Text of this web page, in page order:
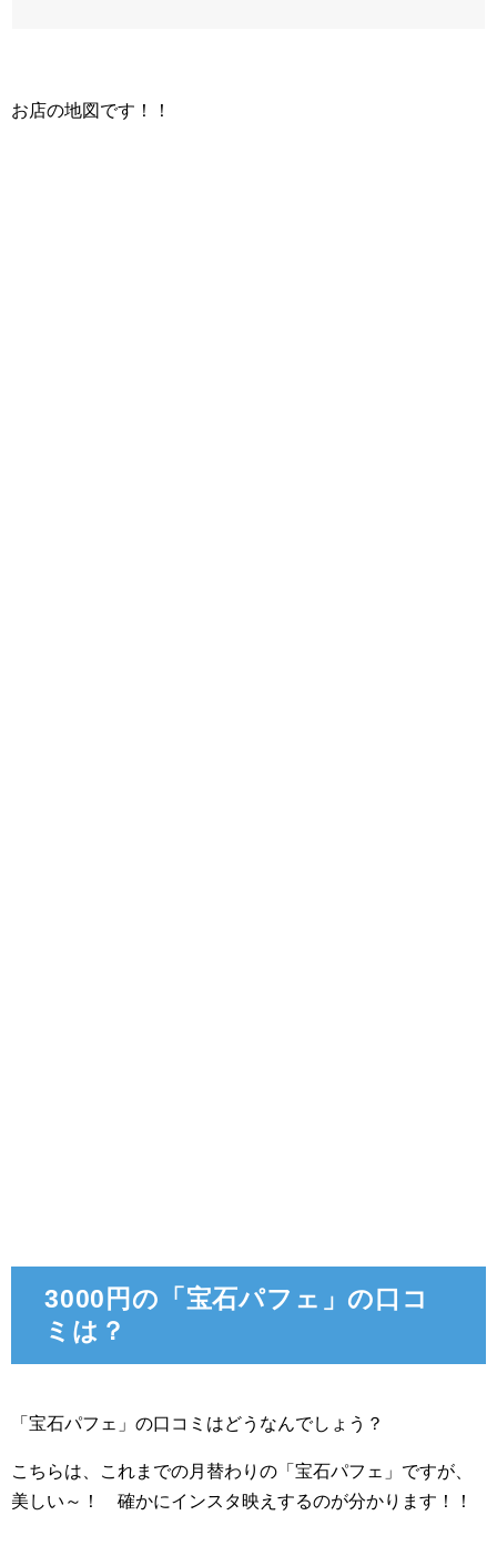
お店の地図です！！
3000円の「宝石パフェ」の口コ
ミは？
「宝石パフェ」の口コミはどうなんでしょう？
こちらは、これまでの月替わりの「宝石パフェ」ですが、
美しい～！ 確かにインスタ映えするのが分かります！！